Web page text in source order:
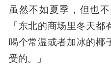
虽然不如夏季，但也
「东北的商场里冬天
喝个常温或者加冰的椰
受的。」